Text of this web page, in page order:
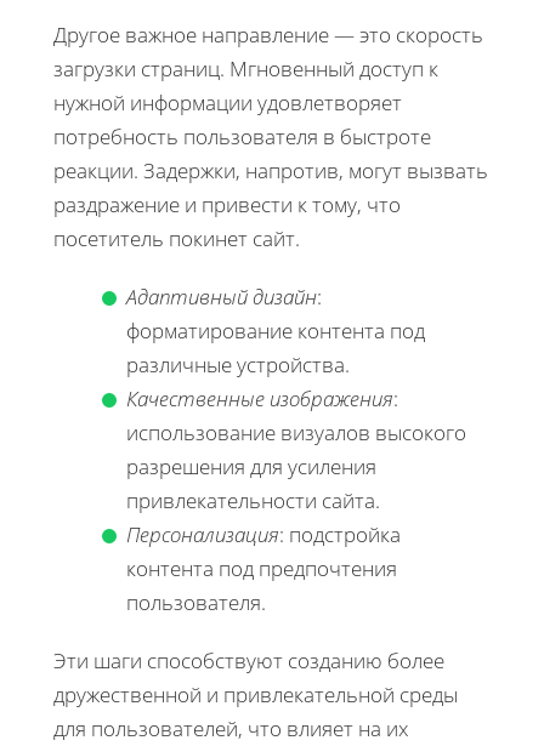
Другое важное направление — это скорость
загрузки страниц. Мгновенный доступ к
нужной информации удовлетворяет
потребность пользователя в быстроте
реакции. Задержки, напротив, могут вызвать
раздражение и привести к тому, что
посетитель покинет сайт.
Адаптивный дизайн:
форматирование контента под
различные устройства.
Качественные изображения:
использование визуалов высокого
разрешения для усиления
привлекательности сайта.
Персонализация: подстройка
контента под предпочтения
пользователя.
Эти шаги способствуют созданию более
дружественной и привлекательной среды
для пользователей, что влияет на их